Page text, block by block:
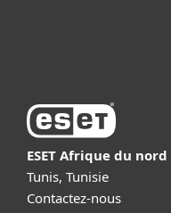
ESET Afrique du nord
Tunis, Tunisie
Contactez-nous